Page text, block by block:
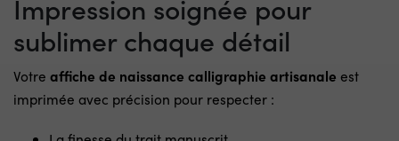
Impression soignée pour
sublimer chaque détail
Votre affiche de naissance calligraphie artisanale est
imprimée avec précision pour respecter :